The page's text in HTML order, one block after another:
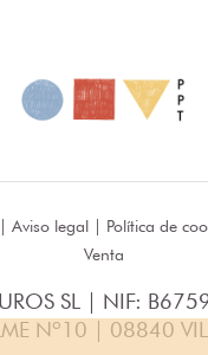
| Aviso legal| Política de
Venta
SL | NIF:
Nº10 | 08840